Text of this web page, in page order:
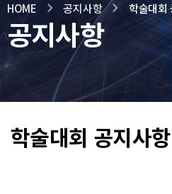
HOME 공지사항 학술대회
공지사항
학술대회 공지사항